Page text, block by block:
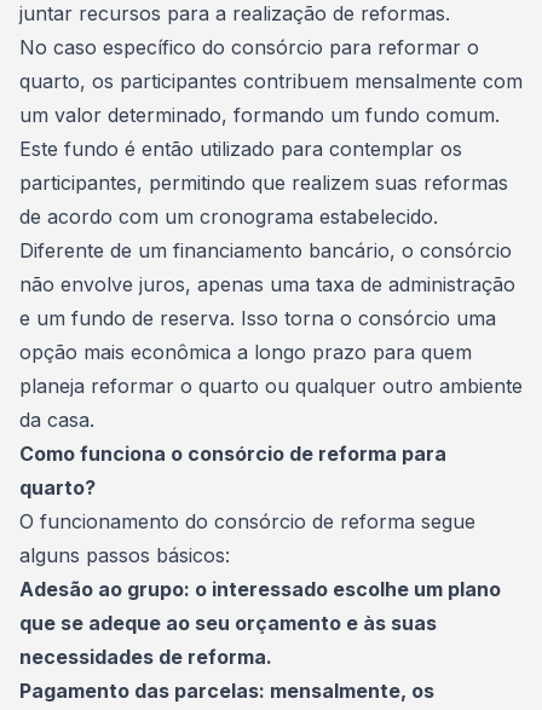
juntar recursos para a realização de reformas.
No caso específico do consórcio para reformar o
quarto, os participantes contribuem mensalmente com
um valor determinado, formando um fundo comum.
Este fundo é então utilizado para contemplar os
participantes, permitindo que realizem suas reformas
de acordo com um cronograma estabelecido.
Diferente de um financiamento bancário, o consórcio
não envolve juros, apenas uma taxa de administração
e um fundo de reserva. Isso torna o consórcio uma
opção mais econômica a longo prazo para quem
planeja reformar o quarto ou qualquer outro ambiente
da casa.
Como funciona o consórcio de reforma para
quarto?
O funcionamento do consórcio de reforma segue
alguns passos básicos:
Adesão ao grupo: o interessado escolhe um plano
que se adeque ao seu orçamento e às suas
necessidades de reforma.
Pagamento das parcelas: mensalmente, os